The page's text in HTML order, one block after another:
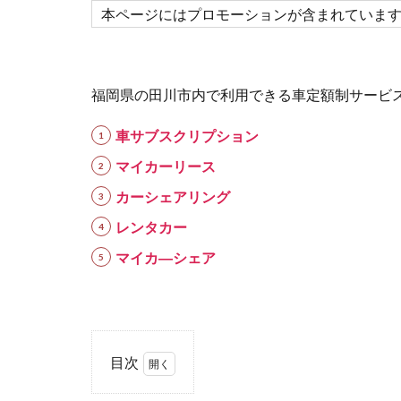
本ページにはプロモーションが含まれています
福岡県の田川市内で利用できる車定額制サービ
車サブスクリプション
マイカーリース
カーシェアリング
レンタカー
マイカ―シェア
目次